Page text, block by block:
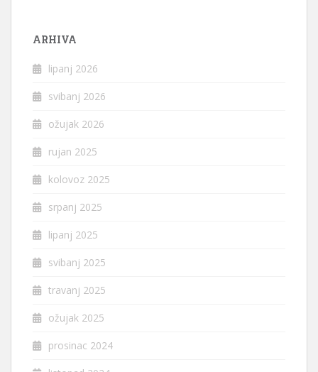
ARHIVA
lipanj 2026
svibanj 2026
ožujak 2026
rujan 2025
kolovoz 2025
srpanj 2025
lipanj 2025
svibanj 2025
travanj 2025
ožujak 2025
prosinac 2024